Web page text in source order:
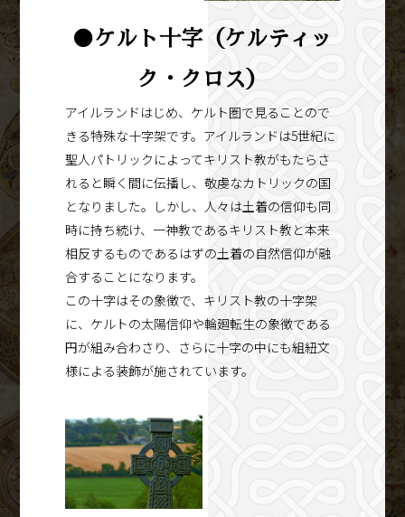
●ケルト十字（ケルティッ
ク・クロス）
アイルランドはじめ、ケルト圏で見ることので
きる特殊な十字架です。アイルランドは5世紀に
聖人パトリックによってキリスト教がもたらさ
れると瞬く間に伝播し、敬虔なカトリックの国
となりました。しかし、人々は土着の信仰も同
時に持ち続け、一神教であるキリスト教と本来
相反するものであるはずの土着の自然信仰が融
合することになります。
この十字はその象徴で、キリスト教の十字架
に、ケルトの太陽信仰や輪廻転生の象徴である
円が組み合わさり、さらに十字の中にも組紐文
様による装飾が施されています。